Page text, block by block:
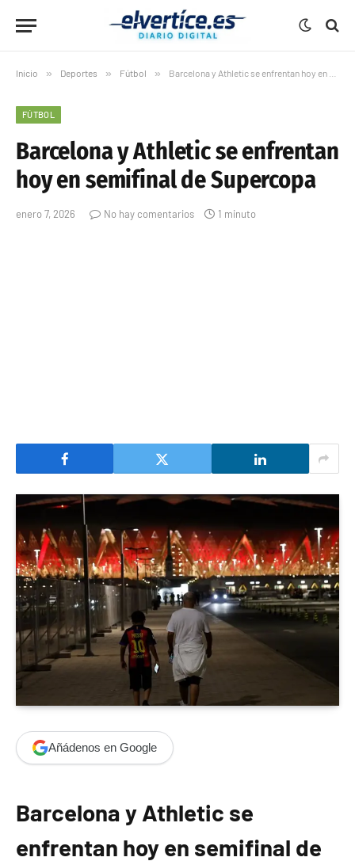
Inicio » Deportes » Fútbol » Barcelona y Athletic se enfrentan hoy en semifinal de Supercopa
FÚTBOL
Barcelona y Athletic se enfrentan
hoy en semifinal de Supercopa
enero 7, 2026 No hay comentarios 1 minuto
Añádenos en Google
Barcelona y Athletic se
enfrentan hoy en semifinal de